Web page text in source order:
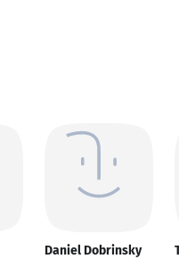
Daniel Dobrinsky